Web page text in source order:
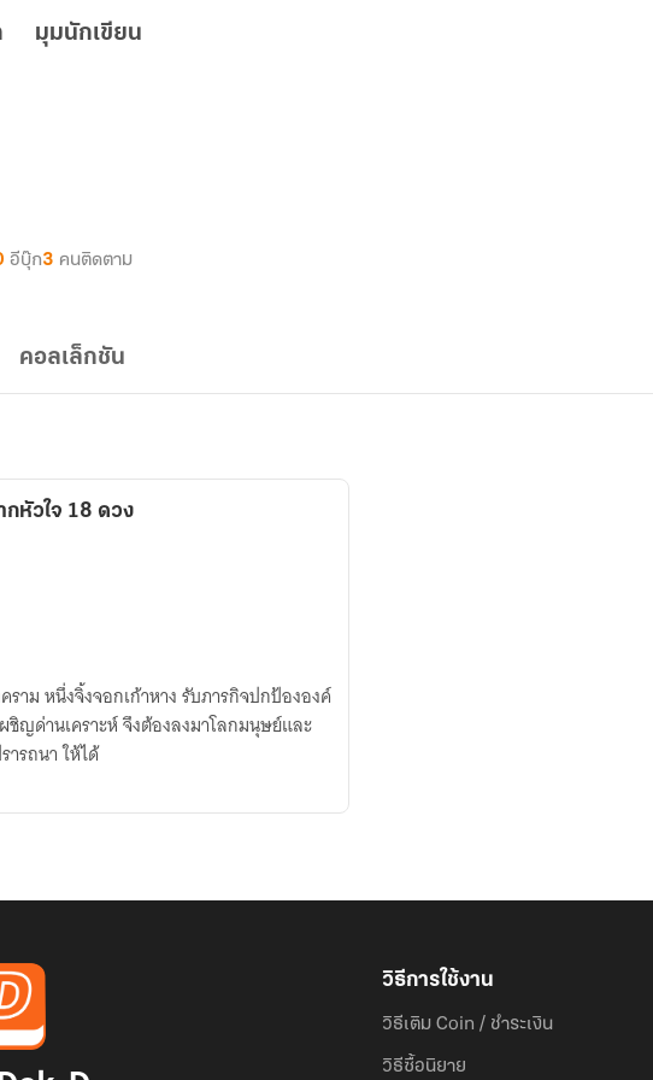
มุมนักเขียน
อีบุ๊ก3 คนติดตาม
คอลเล็กชัน
กหัวใจ 18 ดวง
าม หนึ่งจิ้งจอกเก้าหาง รับภารกิจปกป้ององค์
ชิญด่านเคราะห์ จึงต้องลงมาโลกมนุษย์และ
รถนา ให้ได้
วิธีการใช้งาน
วิธีเติม Coin / ชำระเงิน
วิธีซื้อนิยาย